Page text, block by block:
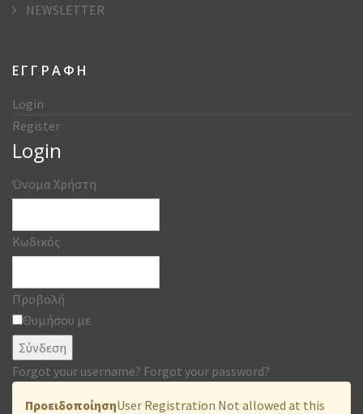
NEWSLETTER
ΕΓΓΡΑΦΗ
Login
Register
Login
Όνομα Χρήστη
Κωδικός
Προβολή
Θυμήσου με
Σύνδεση
Forgot your username? Forgot your password?
ΠροειδοποίησηUser Registration Not allowed at this